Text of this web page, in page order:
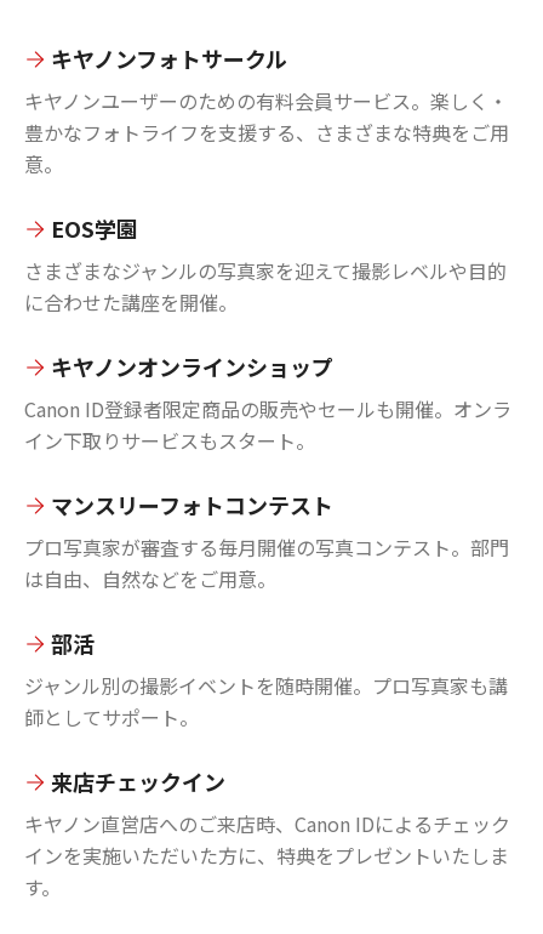
キヤノンフォトサークル
キヤノンユーザーのための有料会員サービス。楽しく・
豊かなフォトライフを支援する、さまざまな特典をご用
意。
EOS学園
さまざまなジャンルの写真家を迎えて撮影レベルや目的
に合わせた講座を開催。
キヤノンオンラインショップ
Canon ID登録者限定商品の販売やセールも開催。オンラ
イン下取りサービスもスタート。
マンスリーフォトコンテスト
プロ写真家が審査する毎月開催の写真コンテスト。部門
は自由、自然などをご用意。
部活
ジャンル別の撮影イベントを随時開催。プロ写真家も講
師としてサポート。
来店チェックイン
キヤノン直営店へのご来店時、Canon IDによるチェック
インを実施いただいた方に、特典をプレゼントいたしま
す。